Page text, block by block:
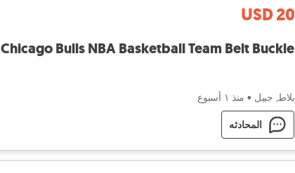
USD 20
Chicago Bulls NBA Basketball Team Belt Buckle
بلاط, جبيل • منذ ١ أسبوع
المحادثه